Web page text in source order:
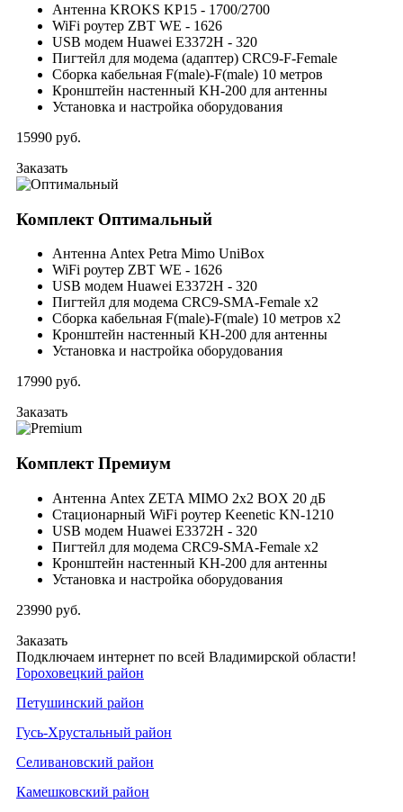
Антенна KROKS KP15 - 1700/2700
WiFi роутер ZBT WE - 1626
USB модем Huawei E3372H - 320
Пигтейл для модема (адаптер) CRC9-F-Female
Сборка кабельная F(male)-F(male) 10 метров
Кронштейн настенный KH-200 для антенны
Установка и настройка оборудования
15990 руб.
Заказать
Комплект Оптимальный
Антенна Antex Petra Mimo UniBox
WiFi роутер ZBT WE - 1626
USB модем Huawei E3372H - 320
Пигтейл для модема CRC9-SMA-Female x2
Сборка кабельная F(male)-F(male) 10 метров x2
Кронштейн настенный KH-200 для антенны
Установка и настройка оборудования
17990 руб.
Заказать
КомплектПремиум
Антенна Antex ZETA MIMO 2x2 BOX 20 дБ
Стационарный WiFi роутер Keenetic KN-1210
USB модем Huawei E3372H - 320
Пигтейл для модема CRC9-SMA-Female x2
Кронштейн настенный KH-200 для антенны
Установка и настройка оборудования
23990 руб.
Заказать
Подключаем интернет по всей Владимирской области!
Гороховецкий район
Петушинский район
Гусь-Хрустальный район
Селивановский район
Камешковский район